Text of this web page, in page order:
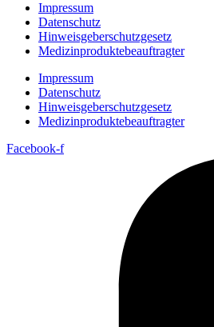
Impressum
Datenschutz
Hinweisgeberschutzgesetz
Medizin­produkte­beauftragter
Impressum
Datenschutz
Hinweisgeberschutzgesetz
Medizin­produkte­beauftragter
Facebook-f